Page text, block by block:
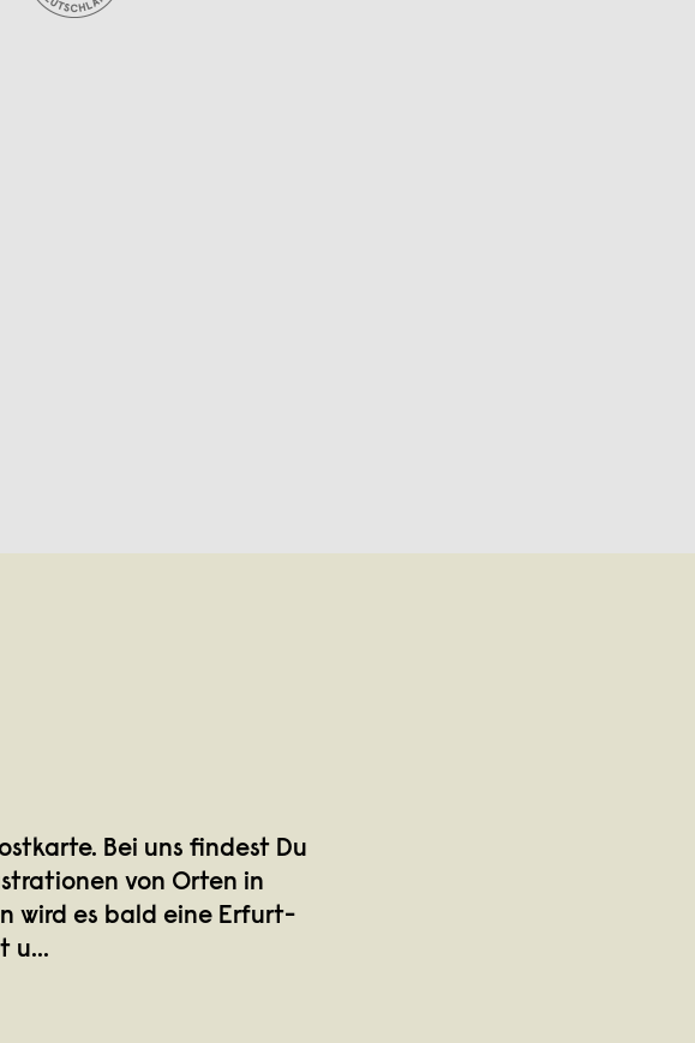
Bei uns findest Du
von Orten in
wird es bald eine Erfurt-
u...